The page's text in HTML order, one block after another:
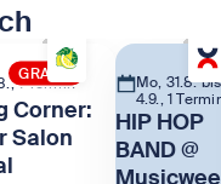
GRATIS
1 Termin
Corner:
Salon
Mo, 31.8.
4.9., 1
HIP HOP
BAND @